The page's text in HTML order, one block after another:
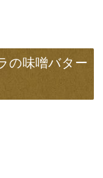
の味噌バター